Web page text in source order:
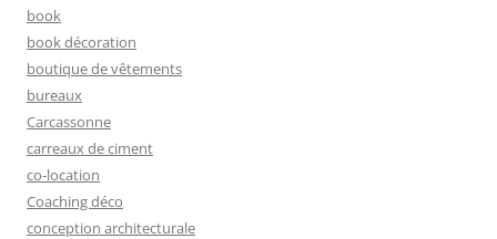
book
book décoration
boutique de vêtements
bureaux
Carcassonne
carreaux de ciment
co-location
Coaching déco
conception architecturale